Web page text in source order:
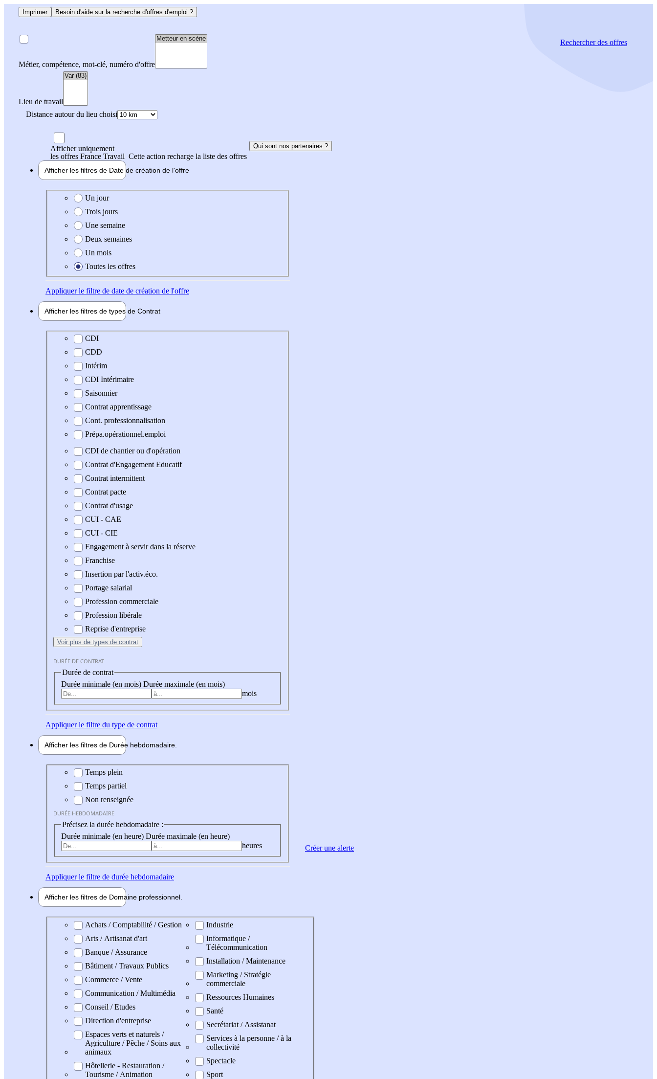
Imprimer Besoin d'aide sur la recherche d'offres d'emploi ?
Métier, compétence, mot-clé, numéro d'offre
Lieu de travail
Distance autour du lieu choisi
Rechercherdes offres
Afficher uniquement
les offres France Travail Cette action recharge la liste des offres
Qui sont nos partenaires ?
Afficher les filtres de Date de création de l'offre
Date de création de l'offre
Un jour
Trois jours
Une semaine
Deux semaines
Un mois
Toutes les offres
Appliquerle filtre de date de création de l'offre
Afficher les filtres de types de Contrat
Type de contrat
CDI
CDD
Intérim
CDI Intérimaire
Saisonnier
Contrat apprentissage
Cont. professionnalisation
Prépa.opérationnel.emploi
CDI de chantier ou d'opération
Contrat d'Engagement Educatif
Contrat intermittent
Contrat pacte
Contrat d'usage
CUI - CAE
CUI - CIE
Engagement à servir dans la réserve
Franchise
Insertion par l'activ.éco.
Portage salarial
Profession commerciale
Profession libérale
Reprise d'entreprise
Voir plus de types de contrat
DURÉE DE CONTRAT
Durée de contrat
Durée minimale (en mois) Durée maximale (en mois)
mois
Appliquerle filtre du type de contrat
Afficher les filtres de Durée hebdomadaire
Durée hebdomadaire
Temps plein
Temps partiel
Non renseignée
DURÉE HEBDOMADAIRE
Précisez la durée hebdomadaire :
Durée minimale (en heure) Durée maximale (en heure)
heures
Appliquerle filtre de durée hebdomadaire
Afficher les filtres de Domaine professionnel
Domaine professionel
Achats / Comptabilité / Gestion
Arts / Artisanat d'art
Banque / Assurance
Bâtiment / Travaux Publics
Commerce / Vente
Communication / Multimédia
Conseil / Etudes
Direction d'entreprise
Espaces verts et naturels /
Agriculture / Pêche / Soins aux
animaux
Hôtellerie - Restauration /
Tourisme / Animation
Industrie
Informatique /
Télécommunication
Installation / Maintenance
Marketing / Stratégie
commerciale
Ressources Humaines
Santé
Secrétariat / Assistanat
Services à la personne / à la
collectivité
Spectacle
Sport
Créer une alerte